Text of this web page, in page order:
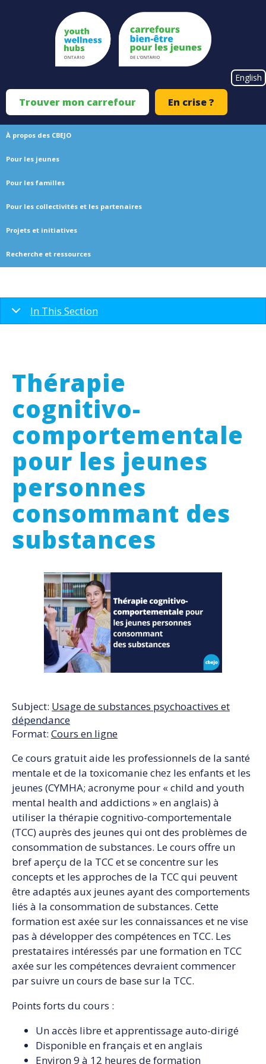
English
Top
Menu
Trouver mon carrefour En crise ?
Main
À propos des CBEJO
Pour les jeunes
Pour les familles
Pour les collectivités et les partenaires
Projets et initiatives
Recherche et ressources
In This Section
Thérapie
cognitivo-
comportementale
pour les jeunes
personnes
consommant des
substances
Image
Subject: Usage de substances psychoactives et
dépendance
Format: Cours en ligne
Ce cours gratuit aide les professionnels de la santé
mentale et de la toxicomanie chez les enfants et les
jeunes (CYMHA; acronyme pour « child and youth
mental health and addictions » en anglais) à
utiliser la thérapie cognitivo-comportementale
(TCC) auprès des jeunes qui ont des problèmes de
consommation de substances. Le cours offre un
bref aperçu de la TCC et se concentre sur les
concepts et les approches de la TCC qui peuvent
être adaptés aux jeunes ayant des comportements
liés à la consommation de substances. Cette
formation est axée sur les connaissances et ne vise
pas à développer des compétences en TCC. Les
prestataires intéressés par une formation en TCC
axée sur les compétences devraient commencer
par suivre un cours de base sur la TCC.
Points forts du cours :
Un accès libre et apprentissage auto-dirigé
Disponible en français et en anglais
Environ 9 à 12 heures de formation